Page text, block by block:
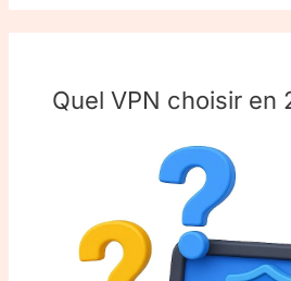
Quel VPN choisir en